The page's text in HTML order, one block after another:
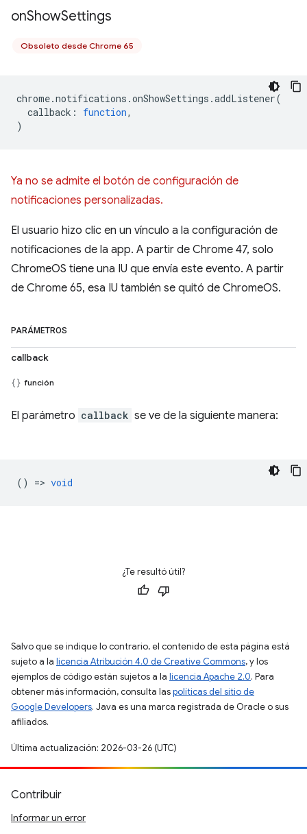
onShowSettings
Obsoleto desde Chrome 65
chrome.notifications .onShowSettings .addListener(
callback : function,
)
Ya no se admite el botón de configuración de
notificaciones personalizadas.
El usuario hizo clic en un vínculo a la configuración de
notificaciones de la app. A partir de Chrome 47, solo
ChromeOS tiene una IU que envía este evento. A partir
de Chrome 65, esa IU también se quitó de ChromeOS.
PARÁMETROS
callback
función
El parámetro callback se ve de la siguiente manera:
() => void
¿Te resultó útil?
Salvo que se indique lo contrario, el contenido de esta página está
sujeto a la licencia Atribución 4.0 de Creative Commons, y los
ejemplos de código están sujetos a la licencia Apache 2.0. Para
obtener más información, consulta laspolíticas del sitio de
Google Developers. Java es una marca registrada de Oracle o sus
afiliados.
Última actualización: 2026-03-26 (UTC)
Contribuir
Informar un error